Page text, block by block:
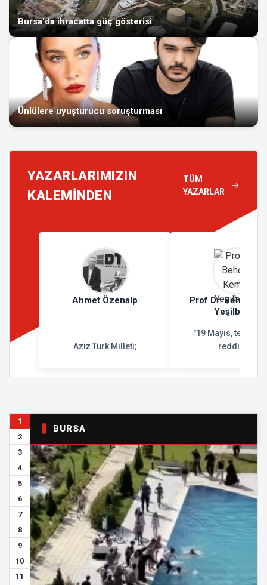
Bursa'da ihracatta güç gösterisi
Ünlülere uyuşturucu soruşturması
YAZARLARIMIZIN
KALEMİNDEN
TÜM
YAZARLAR
Ahmet Özenalp
Aziz Türk Milleti;
Prof Dr. Behçet
Yeşilbursa
"19 Mayıs,
reddidir"
1
2
3
4
5
6
7
8
9
10
11
BURSA